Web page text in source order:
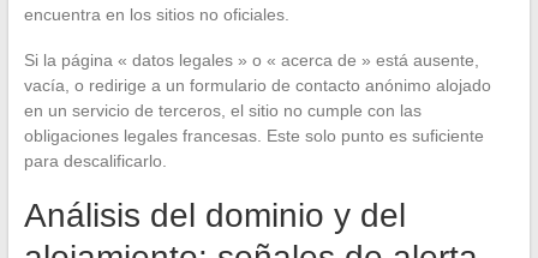
encuentra en los sitios no oficiales.
Si la página « datos legales » o « acerca de » está ausente,
vacía, o redirige a un formulario de contacto anónimo alojado
en un servicio de terceros, el sitio no cumple con las
obligaciones legales francesas. Este solo punto es suficiente
para descalificarlo.
Análisis del dominio y del